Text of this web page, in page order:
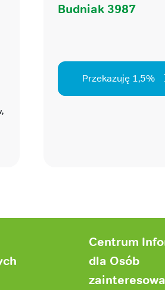
Budniak 3987
Przekazuję 1,5%
Centrum
dla Osób